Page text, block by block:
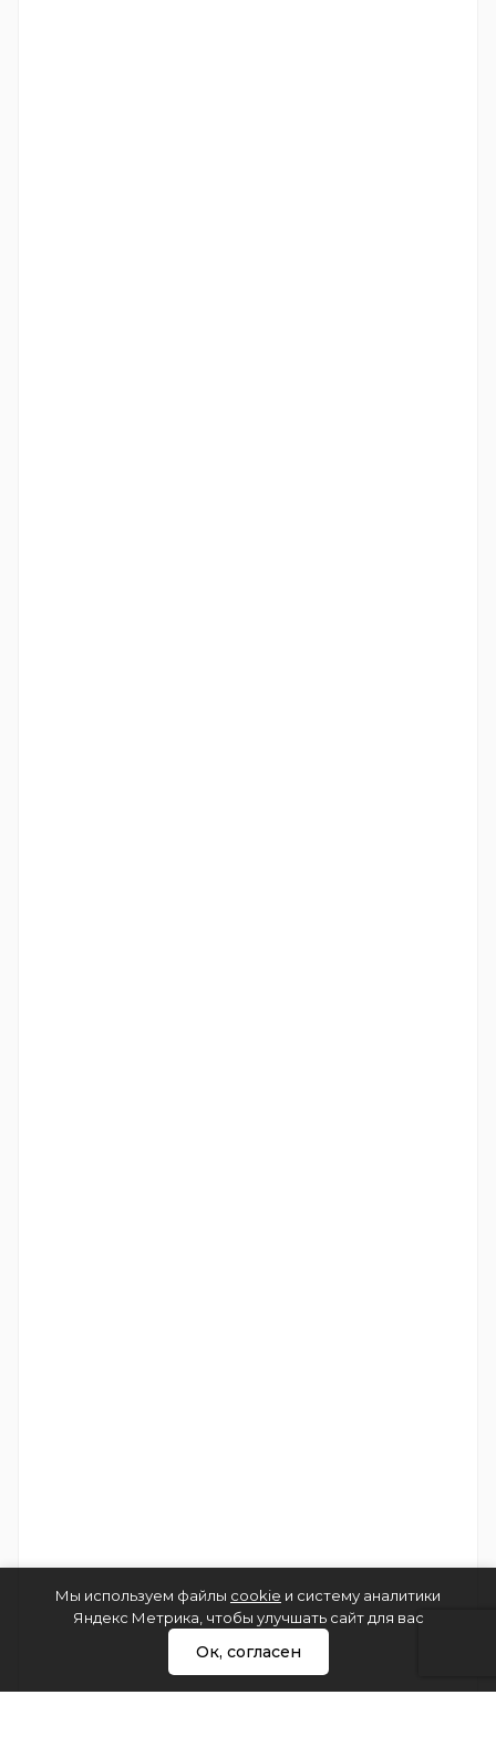
Мы используем файлы cookie и систему аналитики
Яндекс Метрика, чтобы улучшать сайт для вас
Ок, согласен